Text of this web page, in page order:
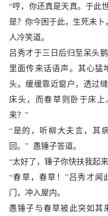
“哼，你还真是天真。于此
是？你今困于此，生死未
人冷笑道。
吕秀才于三日后归至呆头
里面传来话语声。其心猛
头。缓缓靠近窗户，透过
床头，而春草则卧于床
来？”
“是的，听柳大夫言，其
回。” 愚锤子答道。
“太好了，锤子你快扶我起
“春草，春草！”吕秀才闻
门，冲入屋内。
愚锤子与春草被此突如其